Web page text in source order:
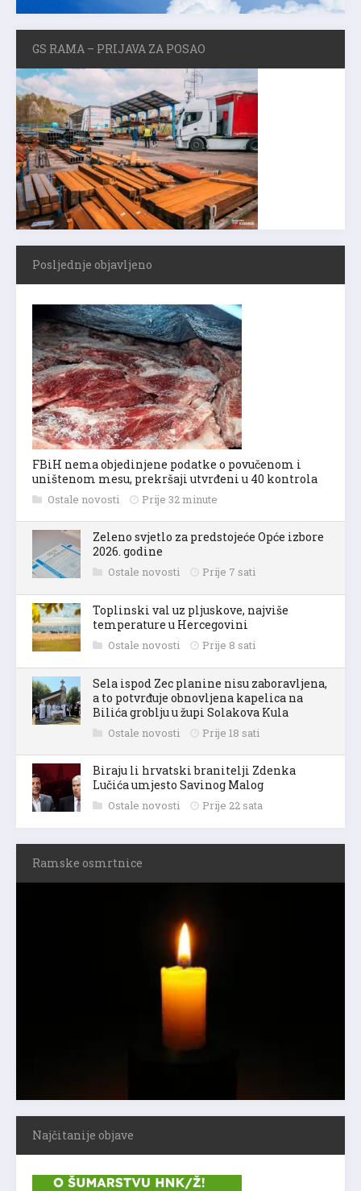
GS RAMA – PRIJAVA ZA POSAO
Posljednje objavljeno
FBiH nema objedinjene podatke o povučenom i
uništenom mesu, prekršaji utvrđeni u 40 kontrola
Ostale novosti Prije 32 minute
Zeleno svjetlo za predstojeće Opće izbore
2026. godine
Ostale novosti Prije 7 sati
Toplinski val uz pljuskove, najviše
temperature u Hercegovini
Ostale novosti Prije 8 sati
Sela ispod Zec planine nisu zaboravljena,
a to potvrđuje obnovljena kapelica na
Bilića groblju u župi Solakova Kula
Ostale novosti Prije 18 sati
Biraju li hrvatski branitelji Zdenka
Lučića umjesto Savinog Malog
Ostale novosti Prije 22 sata
Ramske osmrtnice
Najčitanije objave